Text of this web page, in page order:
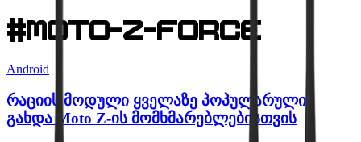
#moto-z-force
Android
რაციის მოდული ყველაზე პოპულარული
გახდა Moto Z-ის მომხმარებლებისთვის